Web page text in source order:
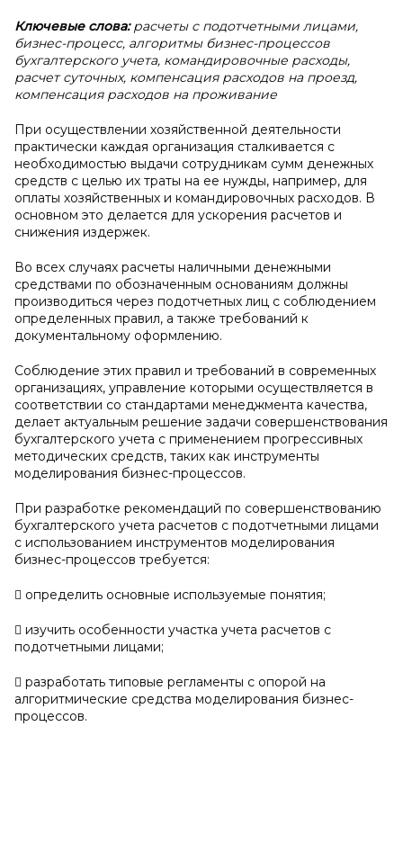
Ключевые слова:расчеты с подотчетными лицами,
бизнес-процесс, алгоритмы бизнес-процессов
бухгалтерского учета, командировочные расходы,
расчет суточных, компенсация расходов на проезд,
компенсация расходов на проживание
При осуществлении хозяйственной деятельности
практически каждая организация сталкивается с
необходимостью выдачи сотрудникам сумм денежных
средств с целью их траты на ее нужды, например, для
оплаты хозяйственных и командировочных расходов. В
основном это делается для ускорения расчетов и
снижения издержек.
Во всех случаях расчеты наличными денежными
средствами по обозначенным основаниям должны
производиться через подотчетных лиц с соблюдением
определенных правил, а также требований к
документальному оформлению.
Соблюдение этих правил и требований в современных
организациях, управление которыми осуществляется в
соответствии со стандартами менеджмента качества,
делает актуальным решение задачи совершенствования
бухгалтерского учета с применением прогрессивных
методических средств, таких как инструменты
моделирования бизнес-процессов.
При разработке рекомендаций по совершенствованию
бухгалтерского учета расчетов с подотчетными лицами
с использованием инструментов моделирования
бизнес-процессов требуется:
 определить основные используемые понятия;
 изучить особенности участка учета расчетов с
подотчетными лицами;
 разработать типовые регламенты с опорой на
алгоритмические средства моделирования бизнес-
процессов.